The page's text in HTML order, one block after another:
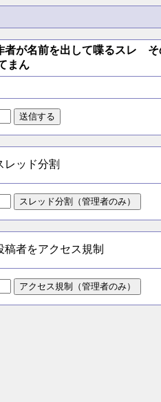
者が名前を出して喋るスレ そ
まん
レッド分割
稿者をアクセス規制